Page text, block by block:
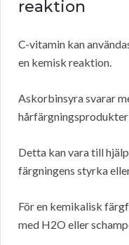
reaktion
C-vitamin kan
en kemisk reaktion.
Askorbinsyra svarar
Detta kan vara till
färgningens styrka
För en kemikalisk
med H2O eller